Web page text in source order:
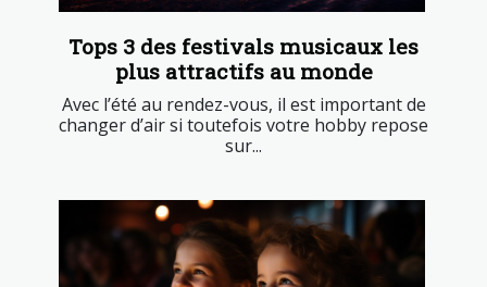
Tops 3 des festivals musicaux les
plus attractifs au monde
Avec l’été au rendez-vous, il est important de
changer d’air si toutefois votre hobby repose
sur...